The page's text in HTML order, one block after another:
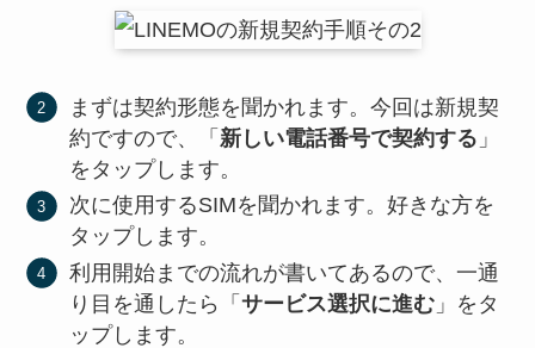
まずは契約形態を聞かれます。今回は新規契
約ですので、「 新しい電話番号で契約する 」
をタップします。
次に使用するSIMを聞かれます。好きな方を
タップします。
利用開始までの流れが書いてあるので、一通
り目を通したら「サービス選択に進む 」をタ
ップします。